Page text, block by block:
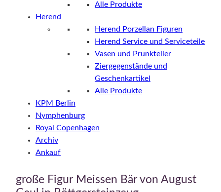
Alle Produkte
Herend
Herend Porzellan Figuren
Herend Service und Serviceteile
Vasen und Prunkteller
Ziergegenstände und
Geschenkartikel
Alle Produkte
KPM Berlin
Nymphenburg
Royal Copenhagen
Archiv
Ankauf
große Figur Meissen Bär von August